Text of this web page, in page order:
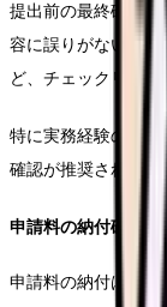
提出前の最終確認で
容に誤りがないか、
ど、チェックリスト
特に実務経験の期
確認が推奨されます
申請料の納付確認
申請料の納付は、指